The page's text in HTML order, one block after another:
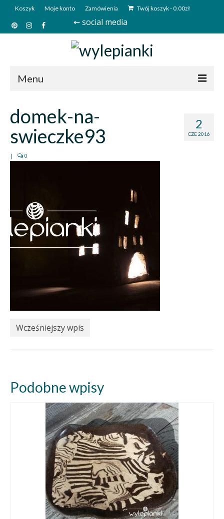
Koszyk Moje konto Zamówienia Twój koszyk-0.00zł
⇜ social media
Menu
Sklep
Kim jesteśmy?
2
CZE 2016
domek-na-
swieczke93
| 0
Wcześniejszy wpis
Podobne wpisy